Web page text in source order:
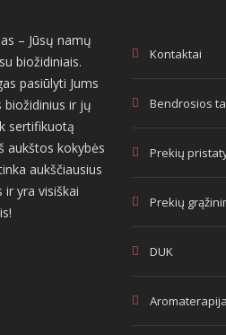
– Jūsų namų
biožidiniais.
pasiūlyti Jums
biožidinius ir jų
sertifikuotą
aukštos kokybės
aukščiausius
yra visiškai
Kontaktai
Bendrosios
Prekių
Prekių
DUK
Aromaterapija